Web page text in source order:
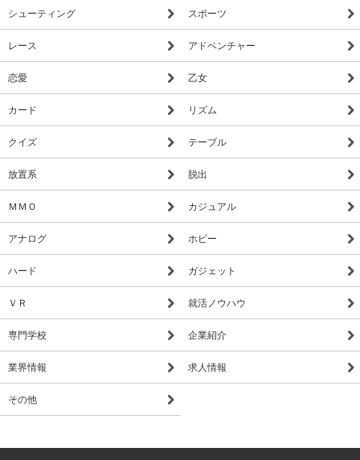
シューティング スポーツ
レース アドベンチャー
恋愛 乙女
カード リズム
クイズ テーブル
放置系 脱出
ＭＭＯ カジュアル
アナログ ホビー
ハード ガジェット
ＶＲ 就活ノウハウ
専門学校 企業紹介
業界情報 求人情報
その他